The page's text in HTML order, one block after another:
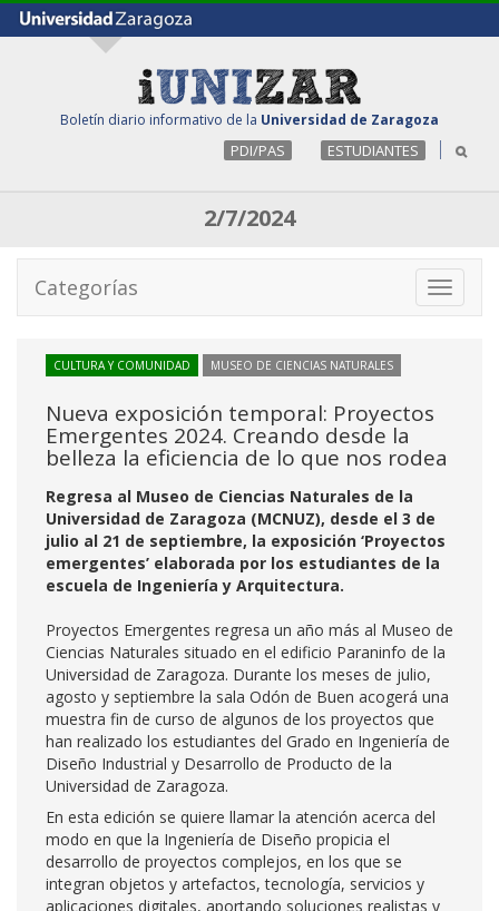
Boletín diario informativo de la Universidad de Zaragoza
PDI/PAS ESTUDIANTES
2/7/2024
Toggle
Categorías
CULTURA Y COMUNIDAD MUSEO DE CIENCIAS NATURALES
Nueva exposición temporal: Proyectos
Emergentes 2024. Creando desde la
belleza la eficiencia de lo que nos rodea
Regresa al Museo de Ciencias Naturales de la
Universidad de Zaragoza (MCNUZ), desde el 3 de
julio al 21 de septiembre, la exposición ‘Proyectos
emergentes’ elaborada por los estudiantes de la
escuela de Ingeniería y Arquitectura.
Proyectos Emergentes regresa un año más al Museo de
Ciencias Naturales situado en el edificio Paraninfo de la
Universidad de Zaragoza. Durante los meses de julio,
agosto y septiembre la sala Odón de Buen acogerá una
muestra fin de curso de algunos de los proyectos que
han realizado los estudiantes del Grado en Ingeniería de
Diseño Industrial y Desarrollo de Producto de la
Universidad de Zaragoza.
En esta edición se quiere llamar la atención acerca del
modo en que la Ingeniería de Diseño propicia el
desarrollo de proyectos complejos, en los que se
integran objetos y artefactos, tecnología, servicios y
aplicaciones digitales, aportando soluciones realistas y